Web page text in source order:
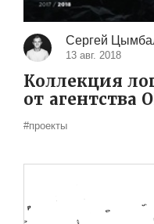
Сергей
13 авг. 2018
Коллекция
от агентства
#проекты